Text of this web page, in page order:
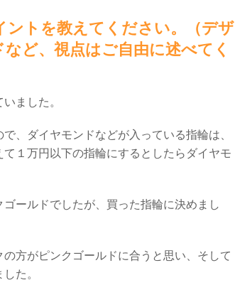
ントを教えてください。（デザ
ど、視点はご自由に述べてく
ました。
、ダイヤモンドなどが入っている指輪は、
１万円以下の指輪にするとしたらダイヤモ
ールドでしたが、買った指輪に決めまし
方がピンクゴールドに合うと思い、そして
た。